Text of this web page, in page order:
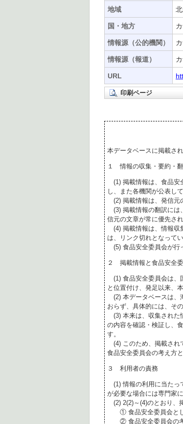
地域
国・地方
情報源（公的機関）
情報源（報道）
URL
印刷ページ
本データベースに掲載さ
１ 情報の収集・要約・
(1) 掲載情報は、食品安
し、また各機関が公表し
(2) 掲載情報は、発信元
(3) 掲載情報の翻訳には
信元の文章が常に優先され
(4) 掲載情報は、情報収
は、リンク切れとなって
(5) 食品安全委員会が行
２ 掲載情報と食品安全
(1) 食品安全委員会は、
と位置付け、発足以来、
(2) 本データベースは、
おらず、具体的には、そ
(3) 本来は、収集された
の内容を確認・検証し、
す。
(4) このため、掲載され
食品安全委員会の考え方
３ 利用者の責務
(1) 情報の利用に当たっ
が必要な場合には専門家
(2) 2(2)～(4)のとおり、
① 食品安全委員会とし
② 食品安全委員会の考